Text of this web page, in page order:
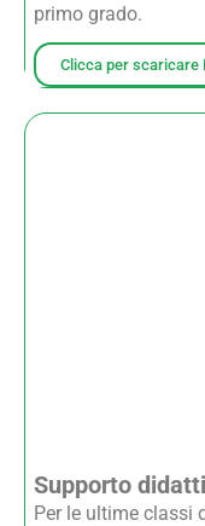
primo grado.
Clicca per scaricare
Supporto
Per le ultime classi